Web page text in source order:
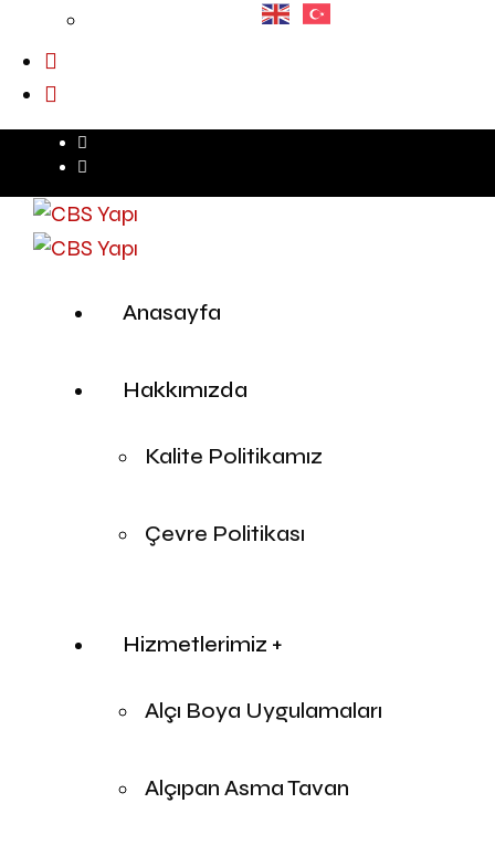
Anasayfa
Hakkımızda
Kalite Politikamız
Çevre Politikası
Hizmetlerimiz +
Alçı Boya Uygulamaları
Alçıpan Asma Tavan